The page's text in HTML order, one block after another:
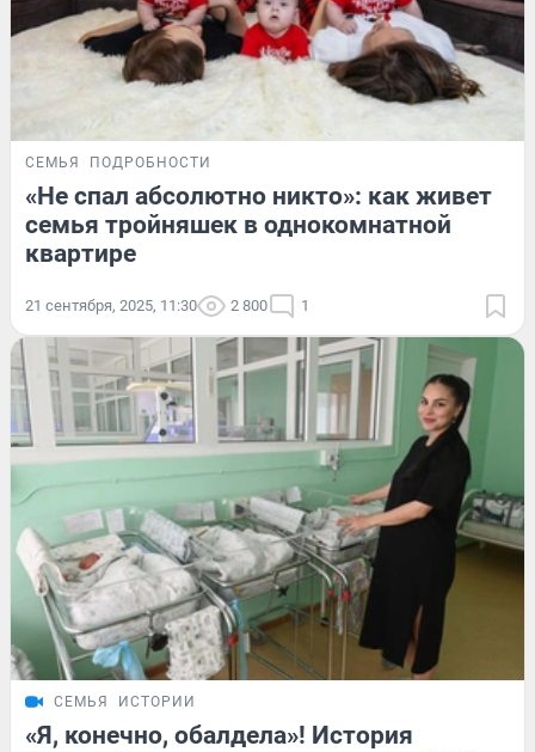
СЕМЬЯ ПОДРОБНОСТИ
«Не спал абсолютно никто»: как живет
семья тройняшек в однокомнатной
квартире
21 сентября, 2025, 11:30 2 800 1
СЕМЬЯ ИСТОРИИ
«Я, конечно, обалдела»! История